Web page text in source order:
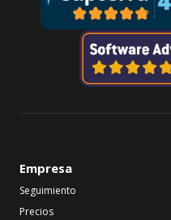
Empresa
Seguimiento
Precios